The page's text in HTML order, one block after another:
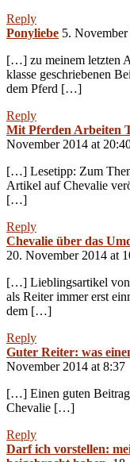
Reply
Ponyliebe 5.
[…] zu meinem letzten
klasse geschriebenen
dem Pferd […]
Reply
Mit Pferden Arbeiten
November 2014 at
[…] Lesetipp: Zum
Artikel auf Chevalie
[…]
Reply
Chevalie über das
20. November 2014 at
[…] Lieblingsartikel von
als Reiter immer erst
dem […]
Reply
Guter Reiter: was
November 2014 at 8:37
[…] Einen guten
Chevalie […]
Reply
Darf ich vorstellen: